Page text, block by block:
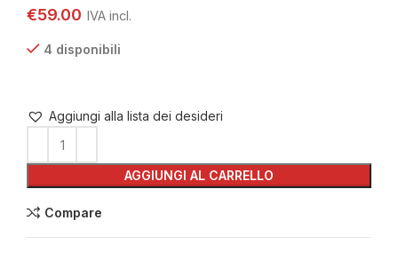
€59.00
4 disponibili
AGGIUNGI AL CARRELLO
Aggiungi alla lista dei desideri
Compare